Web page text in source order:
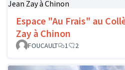
Espace "Au Frais" au
Zay à Chinon
FOUCAULT
1 2